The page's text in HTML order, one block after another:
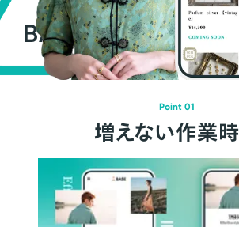
BASEが強い3つの
Point 01
増えない作業